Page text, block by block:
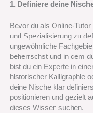
1. Definiere deine
Bevor du als Online-
und Spezialisierung zu
ungewöhnliche
beherrschst und in dem
bist du ein Experte in
historischer Kalligraphie
deine Nische klar
positionieren und gezielt
dieses Wissen suchen.